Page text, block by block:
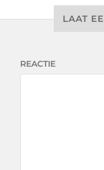
LAAT
REACTIE